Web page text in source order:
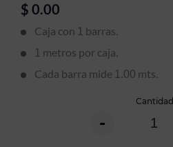
$ 0.00
Caja con 1 barras.
1 metros por caja.
Cada barra mide 1.00 mts.
Cantidad
-